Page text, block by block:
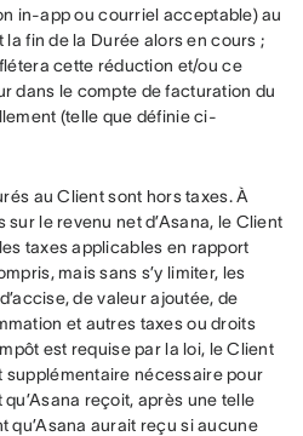
in-app ou courriel acceptable) au
fin de la Durée alors en cours ;
cette réduction et/ou ce
dans le compte de facturation du
(telle que définie ci-
au Client sont hors taxes. À
sur le revenu net d’Asana, le Client
taxes applicables en rapport
mais sans s’y limiter, les
de valeur ajoutée, de
et autres taxes ou droits
est requise par la loi, le Client
supplémentaire nécessaire pour
reçoit, après une telle
qu’Asana aurait reçu si aucune